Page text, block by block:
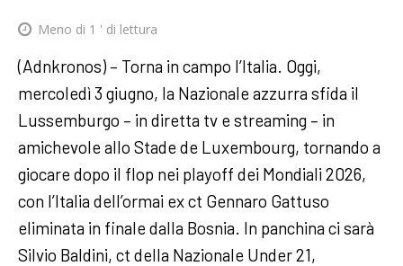
Meno di 1 ' di lettura
(Adnkronos) – Torna in campo l’Italia. Oggi,
mercoledì 3 giugno, la Nazionale azzurra sfida il
Lussemburgo – in diretta tv e streaming – in
amichevole allo Stade de Luxembourg, tornando a
giocare dopo il flop nei playoff dei Mondiali 2026,
con l’Italia dell’ormai ex ct Gennaro Gattuso
eliminata in finale dalla Bosnia. In panchina ci sarà
Silvio Baldini, ct della Nazionale Under 21,